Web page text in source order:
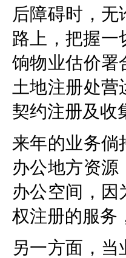
后障碍时，
路上，把握一
饷物业估价署
土地注册处
契约注册及收
来年的业务倘
办公地方资源
办公空间，因
权注册的服务
另一方面，